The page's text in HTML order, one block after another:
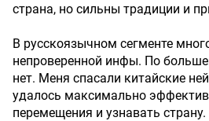
страна, но сильны традиции и
В русскоязычном сегменте
непроверенной инфы. По
нет. Меня спасали китайские
удалось максимально
перемещения и узнавать страну.